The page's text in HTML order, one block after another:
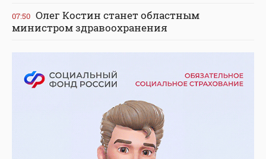
07:50 Олег Костин станет областным
министром здравоохранения